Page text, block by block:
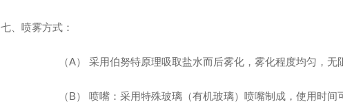
七、喷雾方式：
（A） 采用伯努特原理吸取盐水而后雾化，雾化程度均匀，
（B） 喷嘴：采用特殊玻璃（有机玻璃）喷嘴制成，使用时